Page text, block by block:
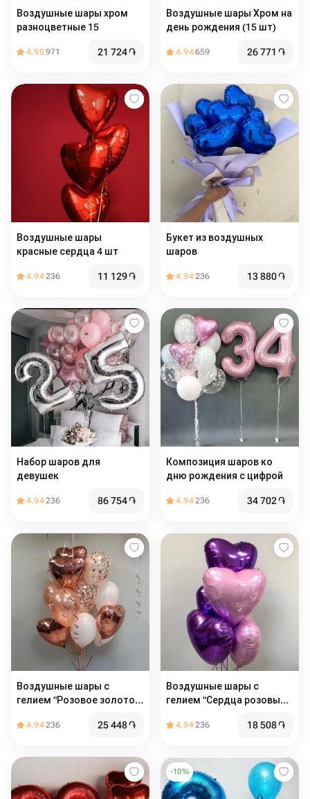
Воздушные шары хром
разноцветные 15
4.90971 21 724֏
Воздушные шары Хром на
день рождения (15 шт)
4.94659 26 771 ֏
Воздушные шары
красные сердца 4 шт
4.94236 11 129֏
Букет из воздушных
шаров
4.94236 13 880֏
Набор шаров для
девушек
4.94236 86 754֏
Композиция шаров ко
дню рождения с цифрой
4.94236 34 702֏
Воздушные шары с
гелием "Розовое золото"
4.94236 25 448֏
Воздушные шары с
гелием "Сердца розовые и
4.94236 18 508֏
-10%